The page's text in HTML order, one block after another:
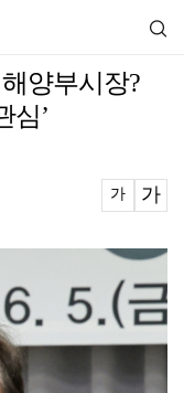
양부시장?
심’
가 가